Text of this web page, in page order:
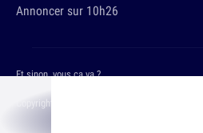
Annoncer sur 10h26
Copyright © 2026 The Original Publishing Studio
Et sinon, vous ça va ?